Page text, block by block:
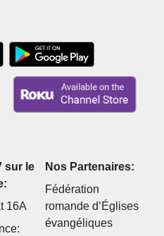
sur le
16A
Nos Partenaires:
Fédération
romande d’Églises
évangéliques